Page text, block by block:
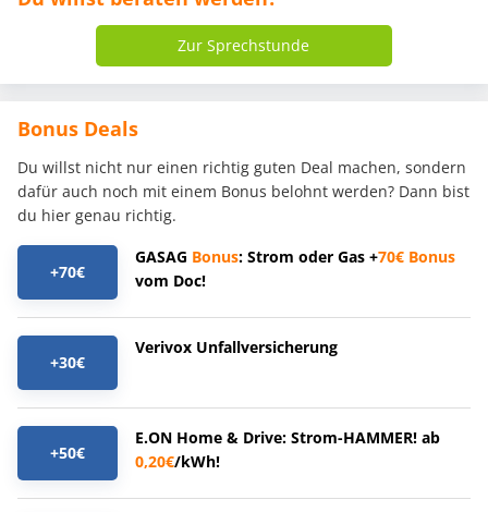
Zur Sprechstunde
Bonus Deals
Du willst nicht nur einen richtig guten Deal machen, sondern
dafür auch noch mit einem Bonus belohnt werden? Dann bist
du hier genau richtig.
+70€
GASAG Bonus: Strom oder Gas +70€ Bonus
vom Doc!
+30€
Verivox Unfallversicherung
+50€
E.ON Home & Drive: Strom-HAMMER! ab
0,20€/kWh!